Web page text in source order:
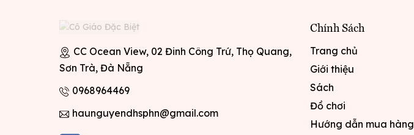
CC Ocean View, 02 Đinh Công Trứ, Thọ Quang,
Sơn Trà, Đà Nẵng
0968964469
haunguyendhsphn@gmail.com
Chính Sách
Trang chủ
Giới thiệu
Sách
Đồ chơi
Hướng dẫn mua hàng